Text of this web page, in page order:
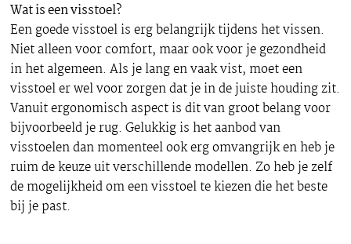
Wat is een visstoel?
Een goede visstoel is erg belangrijk tijdens het vissen.
Niet alleen voor comfort, maar ook voor je gezondheid
in het algemeen. Als je lang en vaak vist, moet een
visstoel er wel voor zorgen dat je in de juiste houding zit.
Vanuit ergonomisch aspect is dit van groot belang voor
bijvoorbeeld je rug. Gelukkig is het aanbod van
visstoelen dan momenteel ook erg omvangrijk en heb je
ruim de keuze uit verschillende modellen. Zo heb je zelf
de mogelijkheid om een visstoel te kiezen die het beste
bij je past.